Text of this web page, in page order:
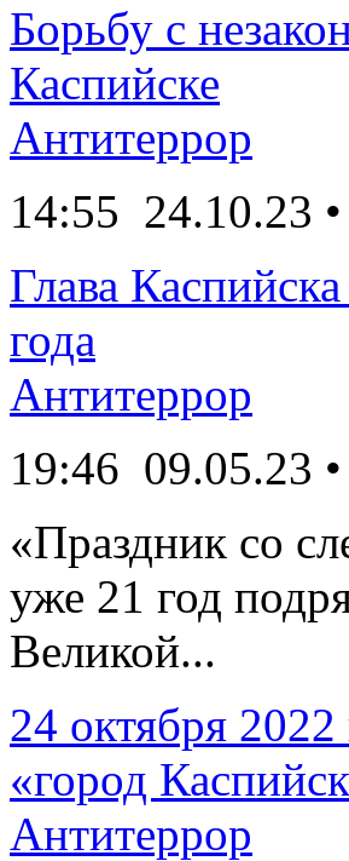
Борьбу с
Каспийске
Антитеррор
14:55 24.10.23
Глава
года
Антитеррор
19:46 09.05.23
«Праздник со
уже 21 год
Великой...
24 октября
«город
Антитеррор